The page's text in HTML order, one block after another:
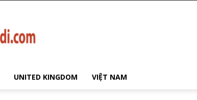
UNITED KINGDOM VIỆT NAM